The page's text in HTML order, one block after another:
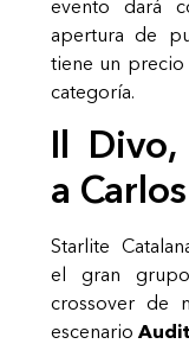
evento dará
apertura de
tiene un
categoría.
Il Divo,
a
Starlite
el gran
crossover de
escenario